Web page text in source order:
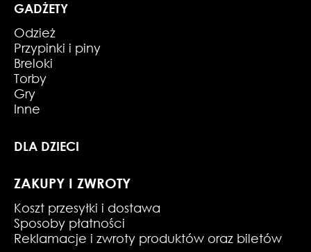
GADŻETY
Odzież
Przypinki i piny
Breloki
Torby
Gry
Inne
DLA DZIECI
ZAKUPY I ZWROTY
Koszt przesyłki i dostawa
Sposoby płatności
Reklamacje i zwroty produktów oraz biletów